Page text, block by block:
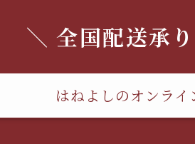
＼ 全国配送承
はねよしのオンライ